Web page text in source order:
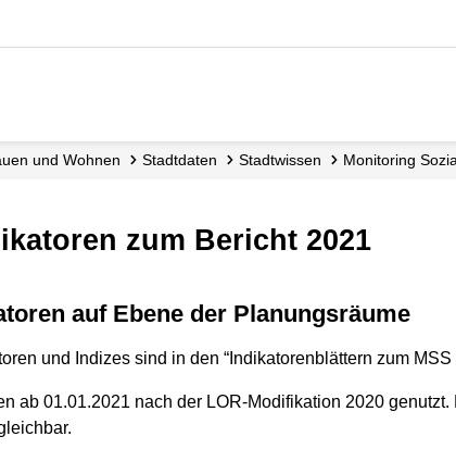
und Wohnen Stadtdaten Stadtwissen Monitoring
zum Bericht 2021
auf Ebene der Planungsräume
und Indizes sind in den “Indikatorenblättern zum MSS
ab 01.01.2021 nach der LOR-Modifikation 2020